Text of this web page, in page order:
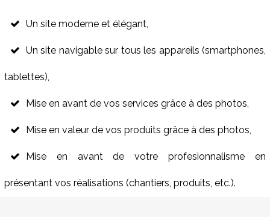
Un site moderne et élégant,
Un site navigable sur tous les appareils (smartphones,
tablettes),
Mise en avant de vos services grâce à des photos,
Mise en valeur de vos produits grâce à des photos,
Mise en avant de votre profesionnalisme en
présentant vos réalisations (chantiers, produits, etc.).